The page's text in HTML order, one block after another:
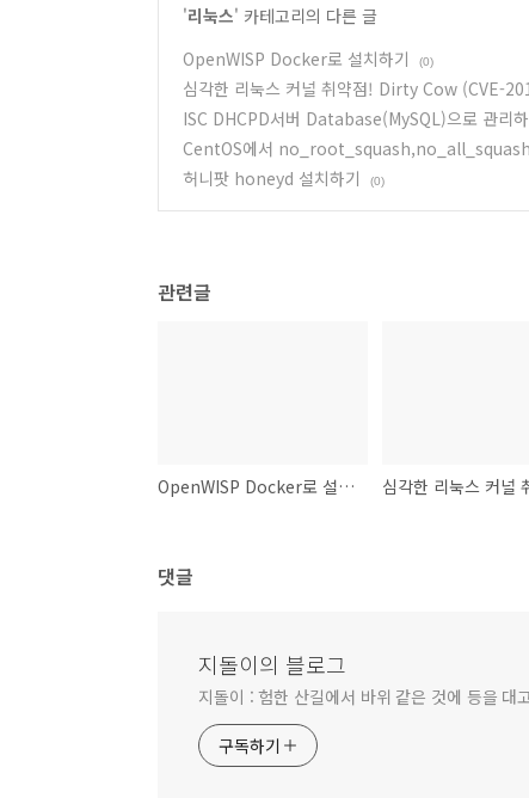
'리눅스' 카테고리의 다른 글
OpenWISP Docker로 설치하기
(0)
심각한 리눅스 커널 취약점! Dirty Cow (CVE-
ISC DHCPD서버 Database(MySQL)으로 관리
CentOS에서 no_root_squash,no_all_squash
허니팟 honeyd 설치하기 (0)
관련글
OpenWISP Docker로 설치하기
댓글
지돌이의 블로그
지돌이 : 험한 산길에서 바위 같은 것에 등을 대
구독하기